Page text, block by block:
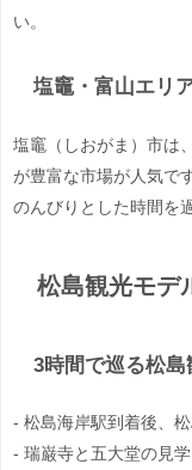
い。
塩竈・富山エリ
塩竈（しおがま）市は
が豊富な市場が人気で
のんびりとした時間を
松島観光モデ
3時間で巡る松島
- 松島海岸駅到着後、
- 瑞巌寺と五大堂の見学